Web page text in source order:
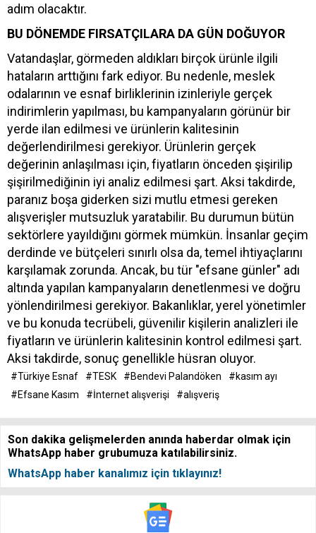
adım olacaktır.
BU DÖNEMDE FIRSATÇILARA DA GÜN DOĞUYOR
Vatandaşlar, görmeden aldıkları birçok ürünle ilgili
hataların arttığını fark ediyor. Bu nedenle, meslek
odalarının ve esnaf birliklerinin izinleriyle gerçek
indirimlerin yapılması, bu kampanyaların görünür bir
yerde ilan edilmesi ve ürünlerin kalitesinin
değerlendirilmesi gerekiyor. Ürünlerin gerçek
değerinin anlaşılması için, fiyatların önceden şişirilip
şişirilmediğinin iyi analiz edilmesi şart. Aksi takdirde,
paranız boşa giderken sizi mutlu etmesi gereken
alışverişler mutsuzluk yaratabilir. Bu durumun bütün
sektörlere yayıldığını görmek mümkün. İnsanlar geçim
derdinde ve bütçeleri sınırlı olsa da, temel ihtiyaçlarını
karşılamak zorunda. Ancak, bu tür "efsane günler" adı
altında yapılan kampanyaların denetlenmesi ve doğru
yönlendirilmesi gerekiyor. Bakanlıklar, yerel yönetimler
ve bu konuda tecrübeli, güvenilir kişilerin analizleri ile
fiyatların ve ürünlerin kalitesinin kontrol edilmesi şart.
Aksi takdirde, sonuç genellikle hüsran oluyor.
#Türkiye Esnaf #TESK #Bendevi Palandöken
#kasım ayı
#Efsane Kasım
#İnternet alışverişi #alışveriş
Son dakika gelişmelerden anında haberdar olmak için
WhatsApp haber grubumuza katılabilirsiniz.
WhatsApp haber kanalımız için tıklayınız!